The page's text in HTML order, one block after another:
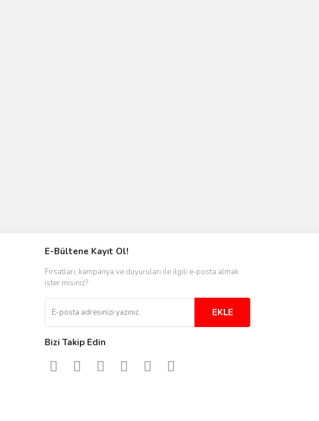
E-Bültene Kayıt Ol!
Fırsatları, kampanya ve duyuruları ile ilgili e-posta almak
ister misiniz?
EKLE
Bizi Takip Edin